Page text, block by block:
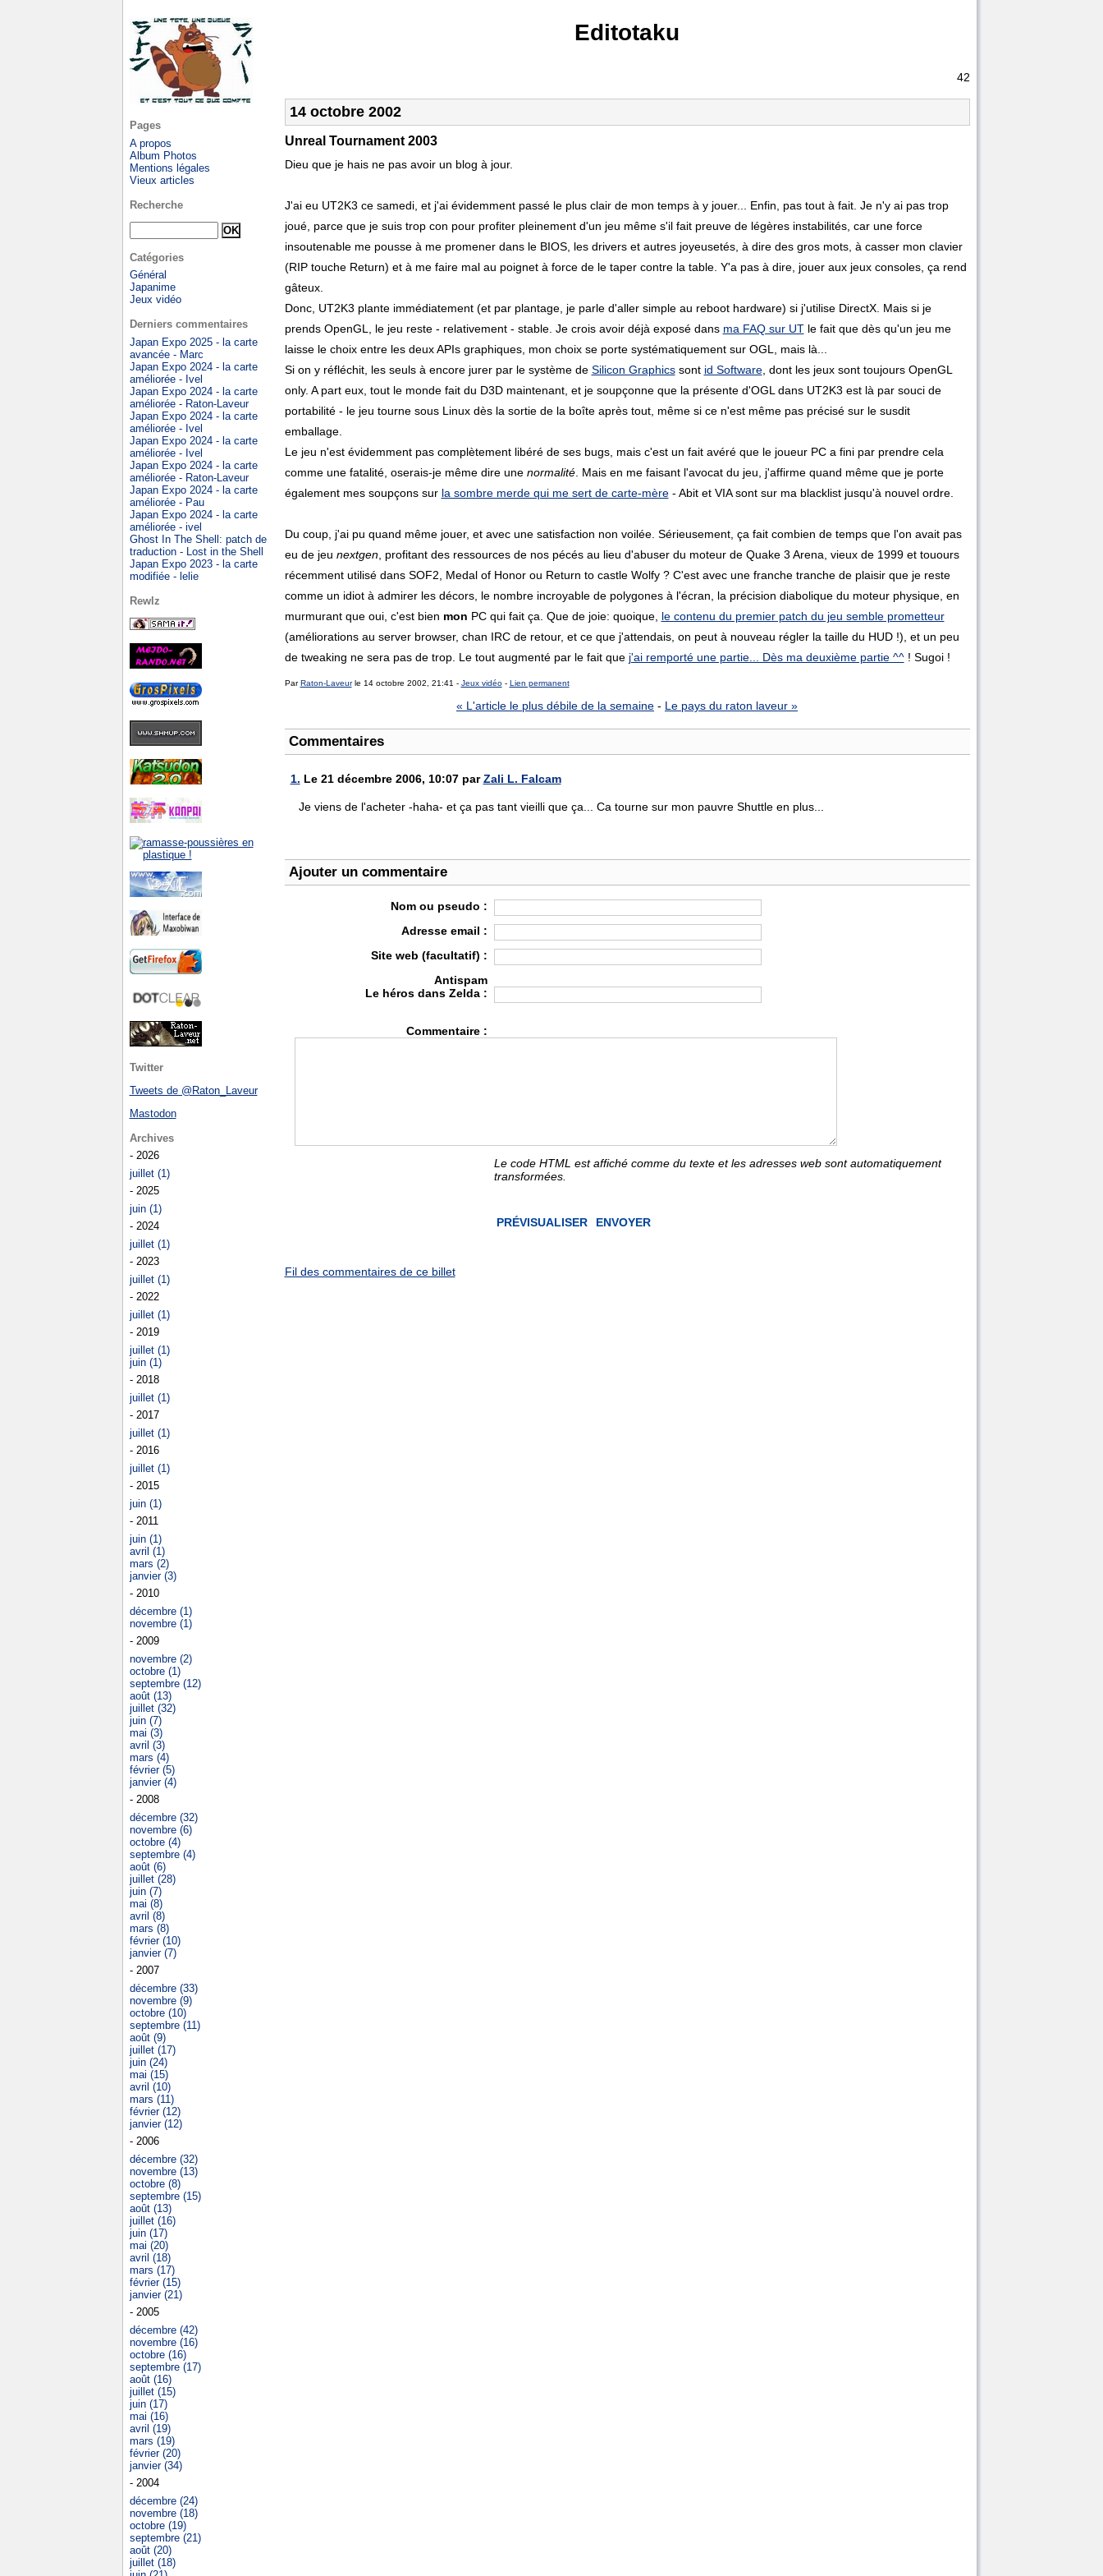
Editotaku
42
14 octobre 2002
Unreal Tournament 2003
Dieu que je hais ne pas avoir un blog à jour.
J'ai eu UT2K3 ce samedi, et j'ai évidemment passé le plus clair de mon temps à y jouer... Enfin, pas tout à fait. Je n'y ai pas trop
joué, parce que je suis trop con pour profiter pleinement d'un jeu même s'il fait preuve de légères instabilités, car une force
insoutenable me pousse à me promener dans le BIOS, les drivers et autres joyeusetés, à dire des gros mots, à casser mon clavier
(RIP touche Return) et à me faire mal au poignet à force de le taper contre la table. Y'a pas à dire, jouer aux jeux consoles, ça rend
gâteux.
Donc, UT2K3 plante immédiatement (et par plantage, je parle d'aller simple au reboot hardware) si j'utilise DirectX. Mais si je
prends OpenGL, le jeu reste - relativement - stable. Je crois avoir déjà exposé dans ma FAQ sur UTle fait que dès qu'un jeu me
laisse le choix entre les deux APIs graphiques, mon choix se porte systématiquement sur OGL, mais là...
Si on y réfléchit, les seuls à encore jurer par le système de Silicon Graphicssont id Software, dont les jeux sont toujours OpenGL
only. A part eux, tout le monde fait du D3D maintenant, et je soupçonne que la présente d'OGL dans UT2K3 est là par souci de
portabilité - le jeu tourne sous Linux dès la sortie de la boîte après tout, même si ce n'est même pas précisé sur le susdit
emballage.
Le jeu n'est évidemment pas complètement libéré de ses bugs, mais c'est un fait avéré que le joueur PC a fini par prendre cela
comme une fatalité, oserais-je même dire une normalité. Mais en me faisant l'avocat du jeu, j'affirme quand même que je porte
également mes soupçons sur la sombre merde qui me sert de carte-mère- Abit et VIA sont sur ma blacklist jusqu'à nouvel ordre.
Du coup, j'ai pu quand même jouer, et avec une satisfaction non voilée. Sérieusement, ça fait combien de temps que l'on avait pas
eu de jeu nextgen, profitant des ressources de nos pécés au lieu d'abuser du moteur de Quake 3 Arena, vieux de 1999 et touours
récemment utilisé dans SOF2, Medal of Honor ou Return to castle Wolfy ? C'est avec une franche tranche de plaisir que je reste
comme un idiot à admirer les décors, le nombre incroyable de polygones à l'écran, la précision diabolique du moteur physique, en
murmurant que oui, c'est bien mon PC qui fait ça. Que de joie: quoique, le contenu du premier patch du jeu semble prometteur
(améliorations au server browser, chan IRC de retour, et ce que j'attendais, on peut à nouveau régler la taille du HUD !), et un peu
de tweaking ne sera pas de trop. Le tout augmenté par le fait que j'ai remporté une partie... Dès ma deuxième partie ^^! Sugoi !
ParRaton-Laveurle 14 octobre 2002, 21:41 - Jeux vidéo- Lien permanent
« L'article le plus débile de la semaine - Le pays du raton laveur »
Commentaires
1. Le 21 décembre 2006, 10:07 parZali L. Falcam
Je viens de l'acheter -haha- et ça pas tant vieilli que ça... Ca tourne sur mon pauvre Shuttle en plus...
Ajouter un commentaire
Nom ou pseudo :
Adresse email :
Site web (facultatif) :
Antispam
Le héros dans Zelda :
Commentaire :
Le code HTML est affiché comme du texte et les adresses web sont automatiquement
transformées.
Fil des commentaires de ce billet
Pages
A propos
Album Photos
Mentions légales
Vieux articles
Recherche
Catégories
Général
Japanime
Jeux vidéo
Derniers commentaires
Japan Expo 2025 - la carte
avancée - Marc
Japan Expo 2024 - la carte
améliorée - Ivel
Japan Expo 2024 - la carte
améliorée - Raton-Laveur
Japan Expo 2024 - la carte
améliorée - Ivel
Japan Expo 2024 - la carte
améliorée - Ivel
Japan Expo 2024 - la carte
améliorée - Raton-Laveur
Japan Expo 2024 - la carte
améliorée - Pau
Japan Expo 2024 - la carte
améliorée - ivel
Ghost In The Shell: patch de
traduction - Lost in the Shell
Japan Expo 2023 - la carte
modifiée - lelie
Rewlz
Twitter
Tweets de @Raton_Laveur
Mastodon
Archives
- 2026
juillet (1)
- 2025
juin (1)
- 2024
juillet (1)
- 2023
juillet (1)
- 2022
juillet (1)
- 2019
juillet (1)
juin (1)
- 2018
juillet (1)
- 2017
juillet (1)
- 2016
juillet (1)
- 2015
juin (1)
- 2011
juin (1)
avril (1)
mars (2)
janvier (3)
- 2010
décembre (1)
novembre (1)
- 2009
novembre (2)
octobre (1)
septembre (12)
août (13)
juillet (32)
juin (7)
mai (3)
avril (3)
mars (4)
février (5)
janvier (4)
- 2008
décembre (32)
novembre (6)
octobre (4)
septembre (4)
août (6)
juillet (28)
juin (7)
mai (8)
avril (8)
mars (8)
février (10)
janvier (7)
- 2007
décembre (33)
novembre (9)
octobre (10)
septembre (11)
août (9)
juillet (17)
juin (24)
mai (15)
avril (10)
mars (11)
février (12)
janvier (12)
- 2006
décembre (32)
novembre (13)
octobre (8)
septembre (15)
août (13)
juillet (16)
juin (17)
mai (20)
avril (18)
mars (17)
février (15)
janvier (21)
- 2005
décembre (42)
novembre (16)
octobre (16)
septembre (17)
août (16)
juillet (15)
juin (17)
mai (16)
avril (19)
mars (19)
février (20)
janvier (34)
- 2004
décembre (24)
novembre (18)
octobre (19)
septembre (21)
août (20)
juillet (18)